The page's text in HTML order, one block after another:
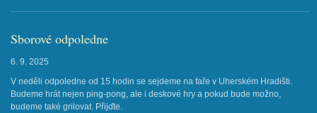
Sborové odpoledne
6. 9. 2025
V neděli odpoledne od 15 hodin se sejdeme na faře v Uherském Hradišti.
Budeme hrát nejen ping-pong, ale i deskové hry a pokud bude možno,
budeme také grilovat. Přijďte.